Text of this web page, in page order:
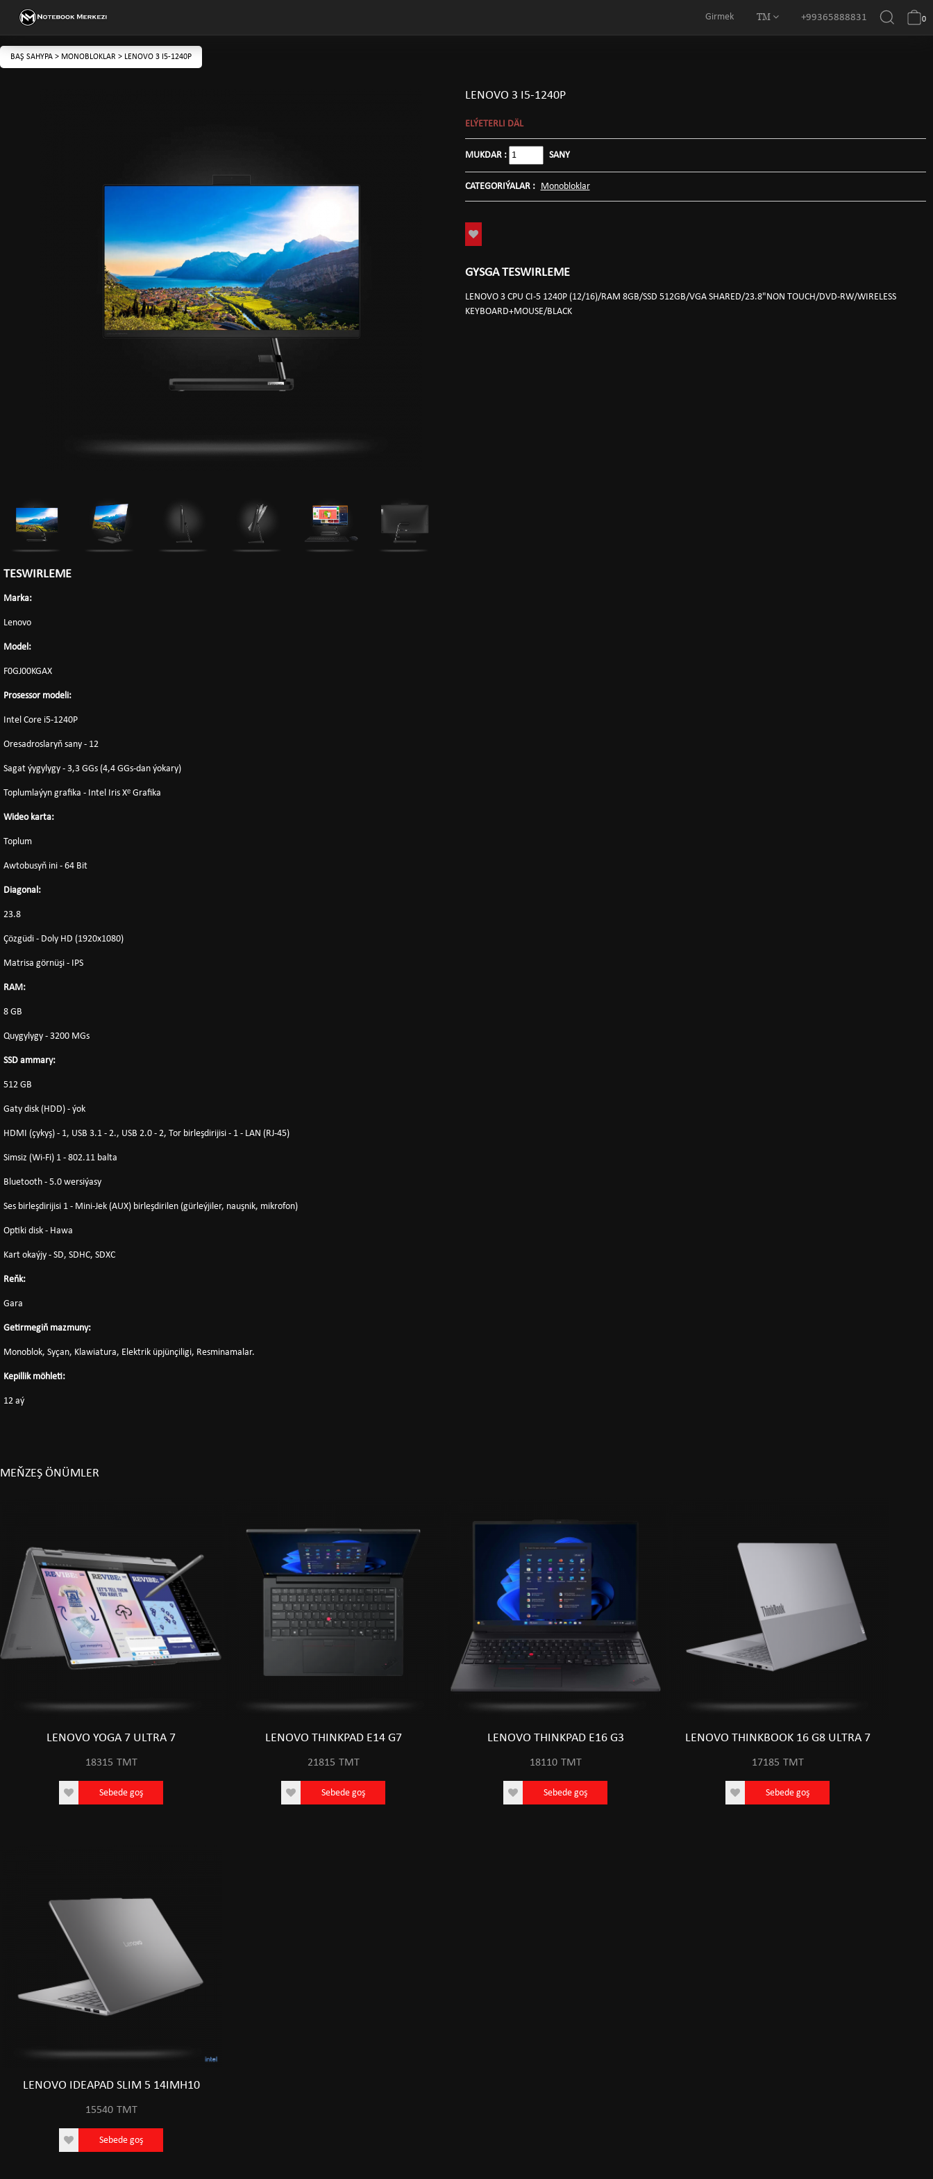
Girmek TM +99365888831 0
BAŞ SAHYPA > MONOBLOKLAR > LENOVO 3 I5-1240P
LENOVO 3 I5-1240P
ELÝETERLI DÄL
MUKDAR : SANY
CATEGORIÝALAR : Monobloklar
GYSGA TESWIRLEME
LENOVO 3 CPU CI-5 1240P (12/16)/RAM 8GB/SSD 512GB/VGA SHARED/23.8"NON TOUCH/DVD-RW/WIRELESS
KEYBOARD+MOUSE/BLACK
TESWIRLEME
Marka:
Lenovo
Model:
F0GJ00KGAX
Prosessor modeli:
Intel Core i5-1240P
Oresadroslaryň sany - 12
Sagat ýygylygy - 3,3 GGs (4,4 GGs-dan ýokary)
Toplumlaýyn grafika - Intel Iris Xᵉ Grafika
Wideo karta:
Toplum
Awtobusyň ini - 64 Bit
Diagonal:
23.8
Çözgüdi - Doly HD (1920x1080)
Matrisa görnüşi - IPS
RAM:
8 GB
Quygylygy - 3200 MGs
SSD ammary:
512 GB
Gaty disk (HDD) - ýok
HDMI (çykyş) - 1, USB 3.1 - 2., USB 2.0 - 2, Tor birleşdirijisi - 1 - LAN (RJ-45)
Simsiz (Wi-Fi) 1 - 802.11 balta
Bluetooth - 5.0 wersiýasy
Ses birleşdirijisi 1 - Mini-Jek (AUX) birleşdirilen (gürleýjiler, nauşnik, mikrofon)
Optiki disk - Hawa
Kart okaýjy - SD, SDHC, SDXC
Reňk:
Gara
Getirmegiň mazmuny:
Monoblok, Syçan, Klawiatura, Elektrik üpjünçiligi, Resminamalar.
Kepillik möhleti:
12 aý
MEŇZEŞ ÖNÜMLER
LENOVO YOGA 7 ULTRA 7
18315 TMT
Sebede goş
LENOVO THINKPAD E14 G7
21815 TMT
Sebede goş
LENOVO THINKPAD E16 G3
18110 TMT
Sebede goş
LENOVO THINKBOOK 16 G8 ULTRA 7
17185 TMT
Sebede goş
LENOVO IDEAPAD SLIM 5 14IMH10
15540 TMT
Sebede goş